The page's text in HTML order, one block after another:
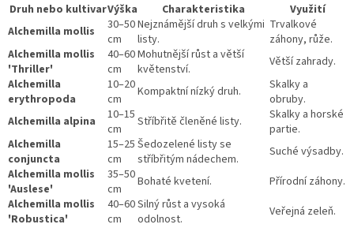
Druh nebo kultivarVýška Charakteristika
Využití
Alchemilla mollis
30–50
cm
Nejznámější druh s velkými
listy.
Trvalkové
záhony, růže.
Alchemilla mollis
'Thriller'
40–60
cm
Mohutnější růst a větší
květenství.
Větší zahrady.
Alchemilla
erythropoda
10–20
cm
Kompaktní nízký druh.
Skalky a
obruby.
Alchemilla alpina
10–15
cm
Stříbřitě členěné listy.
Skalky a horské
partie.
Alchemilla
conjuncta
15–25
cm
Šedozelené listy se
stříbřitým nádechem.
Suché výsadby.
Alchemilla mollis
'Auslese'
35–50
cm
Bohaté kvetení.
Přírodní záhony.
Alchemilla mollis
'Robustica'
40–60
cm
Silný růst a vysoká
odolnost.
Veřejná zeleň.